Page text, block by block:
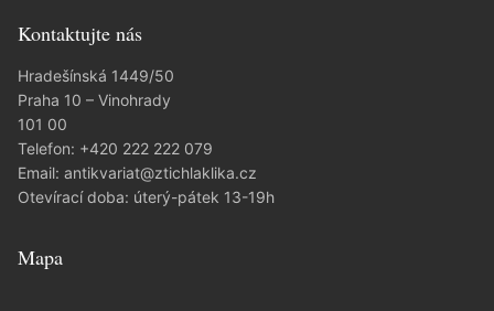
Kontaktujte nás
Hradešínská 1449/50
Praha 10 – Vinohrady
101 00
Telefon: +420 222 222 079
Email: antikvariat@ztichlaklika.cz
Otevírací doba: úterý-pátek 13-19h
Mapa